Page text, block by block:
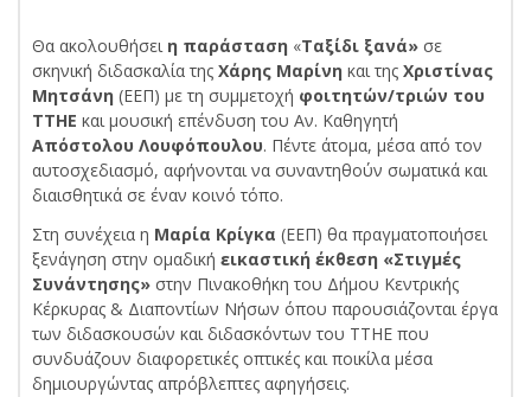
Θα ακολουθήσει η παράσταση «Ταξίδι ξανά» σε
σκηνική διδασκαλία της Χάρης Μαρίνη και της Χριστίνας
Μητσάνη (ΕΕΠ) με τη συμμετοχή φοιτητών/τριών του
ΤΤΗΕ και μουσική επένδυση του Αν. Καθηγητή
Απόστολου Λουφόπουλου. Πέντε άτομα, μέσα από τον
αυτοσχεδιασμό, αφήνονται να συναντηθούν σωματικά και
διαισθητικά σε έναν κοινό τόπο.
Στη συνέχεια η Μαρία Κρίγκα (ΕΕΠ) θα πραγματοποιήσει
ξενάγηση στην ομαδική εικαστική έκθεση «Στιγμές
Συνάντησης» στην Πινακοθήκη του Δήμου Κεντρικής
Κέρκυρας & Διαποντίων Νήσων όπου παρουσιάζονται έργα
των διδασκουσών και διδασκόντων του ΤΤΗΕ που
συνδυάζουν διαφορετικές οπτικές και ποικίλα μέσα
δημιουργώντας απρόβλεπτες αφηγήσεις.